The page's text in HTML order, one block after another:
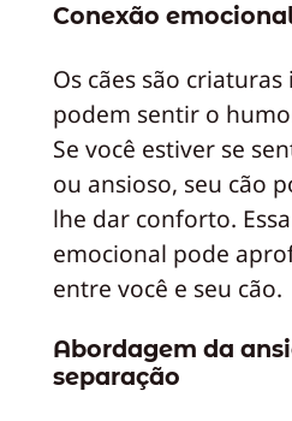
Conexão
Os cães são
podem sentir o
Se você estiver se
ou ansioso, seu cão
lhe dar conforto.
emocional pode
entre você e seu cão.
Abordagem da
separação